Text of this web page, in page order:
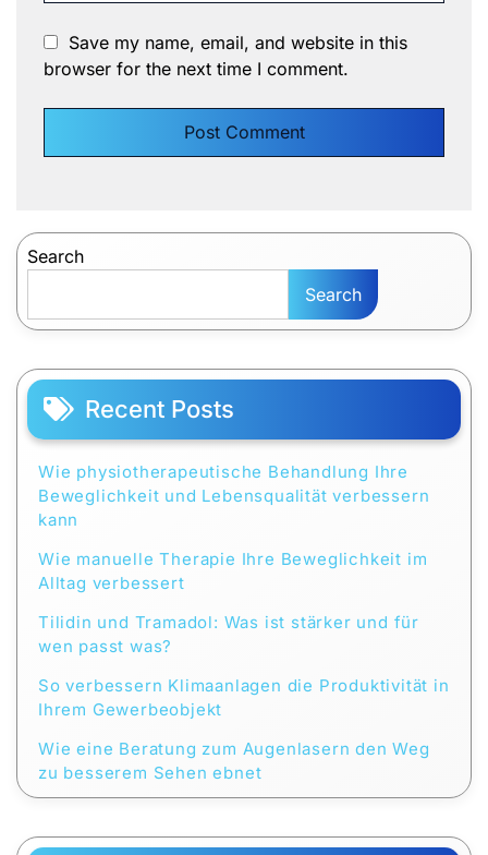
Save my name, email, and website in this
browser for the next time I comment.
Search
Search
Recent Posts
Wie physiotherapeutische Behandlung Ihre
Beweglichkeit und Lebensqualität verbessern
kann
Wie manuelle Therapie Ihre Beweglichkeit im
Alltag verbessert
Tilidin und Tramadol: Was ist stärker und für
wen passt was?
So verbessern Klimaanlagen die Produktivität in
Ihrem Gewerbeobjekt
Wie eine Beratung zum Augenlasern den Weg
zu besserem Sehen ebnet